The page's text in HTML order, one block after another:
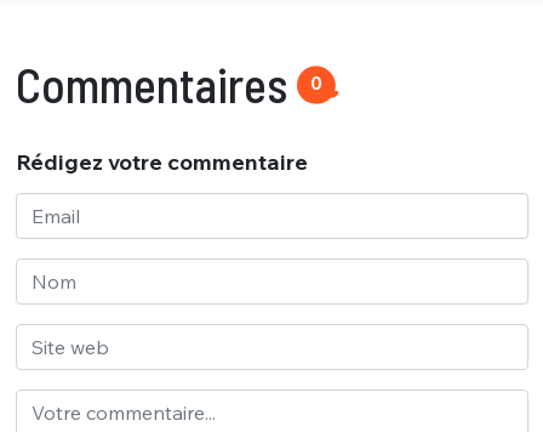
Commentaires 0
Rédigez votre commentaire